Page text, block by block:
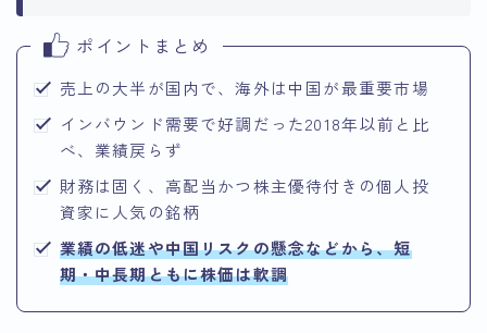
ポイントまとめ
売上の大半が国内で、海外は中国が最重要市場
インバウンド需要で好調だった2018年以前と比
べ、業績戻らず
財務は固く、高配当かつ株主優待付きの個人投
資家に人気の銘柄
業績の低迷や中国リスクの懸念などから、短
期・中長期ともに株価は軟調